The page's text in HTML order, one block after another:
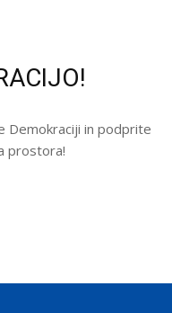
Demokraciji in podprite
prostora!